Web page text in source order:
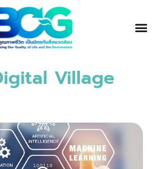
Village